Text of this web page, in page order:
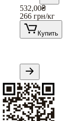
532,00₴
266 грн/кг
Купить